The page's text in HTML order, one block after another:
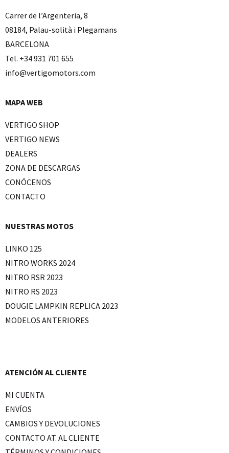
Carrer de l’Argenteria, 8
08184, Palau-solità i Plegamans
BARCELONA
Tel. +34 931 701 655
info@vertigomotors.com
MAPA WEB
VERTIGO SHOP
VERTIGO NEWS
DEALERS
ZONA DE DESCARGAS
CONÓCENOS
CONTACTO
NUESTRAS MOTOS
LINKO 125
NITRO WORKS 2024
NITRO RSR 2023
NITRO RS 2023
DOUGIE LAMPKIN REPLICA 2023
MODELOS ANTERIORES
ATENCIÓN AL CLIENTE
MI CUENTA
ENVÍOS
CAMBIOS Y DEVOLUCIONES
CONTACTO AT. AL CLIENTE